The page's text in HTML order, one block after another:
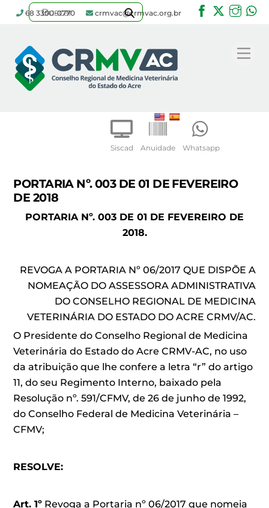
content
Siscad Anuidade Whatsapp
68 3300-0770 crmvac@crmvac.org.br
Facebook
Twitter
PORTARIA Nº. 003 DE 01 DE FEVEREIRO
DE 2018
PORTARIA Nº. 003 DE 01 DE FEVEREIRO DE
2018.
REVOGA A PORTARIA Nº 06/2017 QUE DISPÕE A
NOMEAÇÃO DO ASSESSORA ADMINISTRATIVA
DO CONSELHO REGIONAL DE MEDICINA
VETERINÁRIA DO ESTADO DO ACRE CRMV/AC.
O Presidente do Conselho Regional de Medicina
Veterinária do Estado do Acre CRMV-AC, no uso
da atribuição que lhe confere a letra “r” do artigo
11, do seu Regimento Interno, baixado pela
Resolução nº. 591/CFMV, de 26 de junho de 1992,
do Conselho Federal de Medicina Veterinária –
CFMV;
RESOLVE:
Art. 1º Revoga a Portaria nº 06/2017 que nomeia